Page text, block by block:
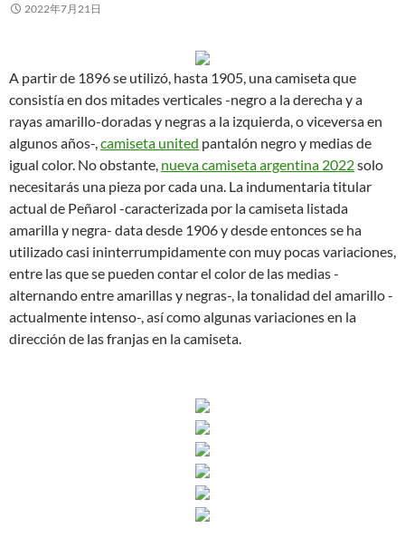
2022年7月21日
A partir de 1896 se utilizó, hasta 1905, una camiseta que
consistía en dos mitades verticales -negro a la derecha y a
rayas amarillo-doradas y negras a la izquierda, o viceversa en
algunos años-,camiseta united pantalón negro y medias de
igual color. No obstante, nueva camiseta argentina 2022solo
necesitarás una pieza por cada una. La indumentaria titular
actual de Peñarol -caracterizada por la camiseta listada
amarilla y negra- data desde 1906 y desde entonces se ha
utilizado casi ininterrumpidamente con muy pocas variaciones,
entre las que se pueden contar el color de las medias -
alternando entre amarillas y negras-, la tonalidad del amarillo -
actualmente intenso-, así como algunas variaciones en la
dirección de las franjas en la camiseta.